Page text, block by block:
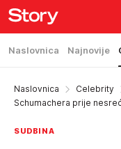
Naslovnica Najnovije
Naslovnica Celebrity
Schumachera prije
SUDBINA